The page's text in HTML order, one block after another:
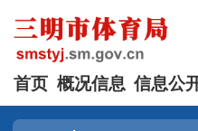
首页 概况信息 信息公